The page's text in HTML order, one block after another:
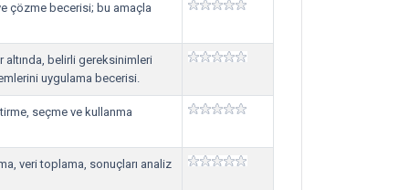
çözme becerisi; bu amaçla
altında, belirli gereksinimleri
uygulama becerisi.
seçme ve kullanma
veri toplama, sonuçları analiz